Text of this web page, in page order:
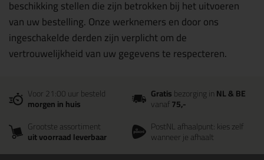
beschikking stellen die zijn betrokken bij het uitvoeren
van uw bestelling. Onze werknemers en door ons
ingeschakelde derden zijn verplicht om de
vertrouwelijkheid van uw gegevens te respecteren.
Voor 21:00 uur besteld
morgen in huis
Gratisbezorging inNL & BE
vanaf75,-
Grootste assortiment
uit voorraad leverbaar
PostNL afhaalpunt: kies zelf
wanneer je afhaalt